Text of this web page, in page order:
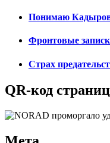
Понимаю
Фронтовые
Страх
QR-код